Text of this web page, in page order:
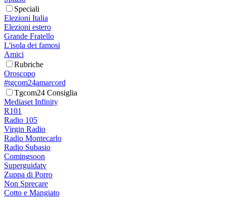
Speciali
Elezioni Italia
Elezioni estero
Grande Fratello
L'isola dei famosi
Amici
Rubriche
Oroscopo
#tgcom24amarcord
Tgcom24 Consiglia
Mediaset Infinity
R101
Radio 105
Virgin Radio
Radio Montecarlo
Radio Subasio
Comingsoon
Superguidatv
Zuppa di Porro
Non Sprecare
Cotto e Mangiato